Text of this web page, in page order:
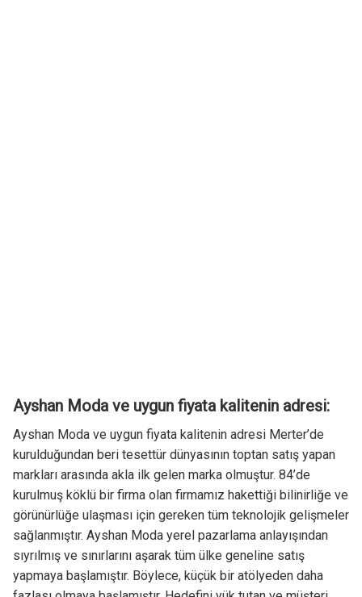
Ayshan Moda ve uygun fiyata kalitenin adresi:
Ayshan Moda ve uygun fiyata kalitenin adresi Merter’de
kurulduğundan beri tesettür dünyasının toptan satış yapan
markları arasında akla ilk gelen marka olmuştur. 84’de
kurulmuş köklü bir firma olan firmamız hakettiği bilinirliğe ve
görünürlüğe ulaşması için gereken tüm teknolojik gelişmeler
sağlanmıştır. Ayshan Moda yerel pazarlama anlayışından
sıyrılmış ve sınırlarını aşarak tüm ülke geneline satış
yapmaya başlamıştır. Böylece, küçük bir atölyeden daha